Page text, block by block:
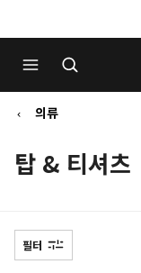
의류
탑 & 티셔츠
필터